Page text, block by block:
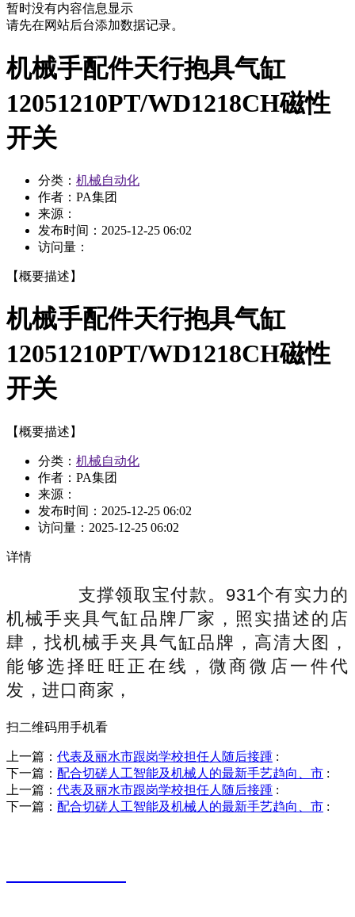
暂时没有内容信息显示
请先在网站后台添加数据记录。
机械手配件天行抱具气缸
12051210PT/WD1218CH磁性
开关
分类： 机械自动化
作者：PA集团
来源：
发布时间： 2025-12-25 06:02
访问量：
【概要描述】
机械手配件天行抱具气缸
12051210PT/WD1218CH磁性
开关
【概要描述】
分类： 机械自动化
作者：PA集团
来源：
发布时间： 2025-12-25 06:02
访问量： 2025-12-25 06:02
详情
支撑领取宝付款。931个有实力的
机械手夹具气缸品牌厂家，照实描述的店
肆，找机械手夹具气缸品牌，高清大图，
能够选择旺旺正在线，微商微店一件代
发，进口商家，
扫二维码用手机看
上一篇： 代表及丽水市跟岗学校担任人随后接踵 :
下一篇： 配合切磋人工智能及机械人的最新手艺趋向、市 :
上一篇： 代表及丽水市跟岗学校担任人随后接踵 :
下一篇： 配合切磋人工智能及机械人的最新手艺趋向、市 :